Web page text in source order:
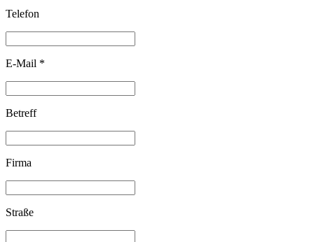
Telefon
E-Mail *
Betreff
Firma
Straße